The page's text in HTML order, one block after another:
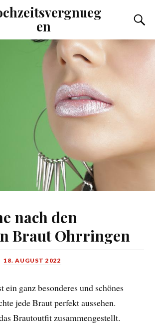
en
nach den
Braut Ohrringen
18. AUGUST 2022
ein ganz besonderes und schönes
jede Braut perfekt aussehen.
Brautoutfit zusammengestellt.